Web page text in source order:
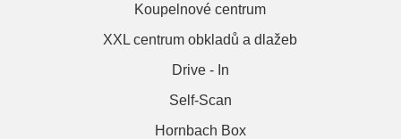
Koupelnové centrum
XXL centrum obkladů a dlažeb
Drive - In
Self-Scan
Hornbach Box